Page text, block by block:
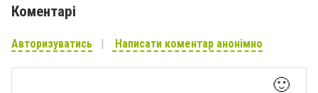
Коментарі
Авторизуватись Написати коментар анонімно
🙂